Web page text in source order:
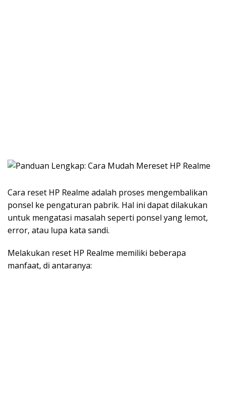
Cara reset HP Realme adalah proses mengembalikan
ponsel ke pengaturan pabrik. Hal ini dapat dilakukan
untuk mengatasi masalah seperti ponsel yang lemot,
error, atau lupa kata sandi.
Melakukan reset HP Realme memiliki beberapa
manfaat, di antaranya: